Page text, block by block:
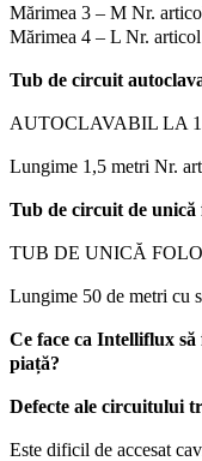
Mărimea 3 – M Nr.
Mărimea 4 – L Nr.
Tub de circuit
AUTOCLAVABIL LA
Lungime 1,5 metri Nr.
Tub de circuit de unică
TUB DE UNICĂ
Lungime 50 de metri cu
Ce face ca Intelliflux
piață?
Defecte ale circuitului
Este dificil de accesat